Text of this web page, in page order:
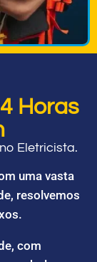
Horas
Eletricista.
uma vasta
resolvemos
com